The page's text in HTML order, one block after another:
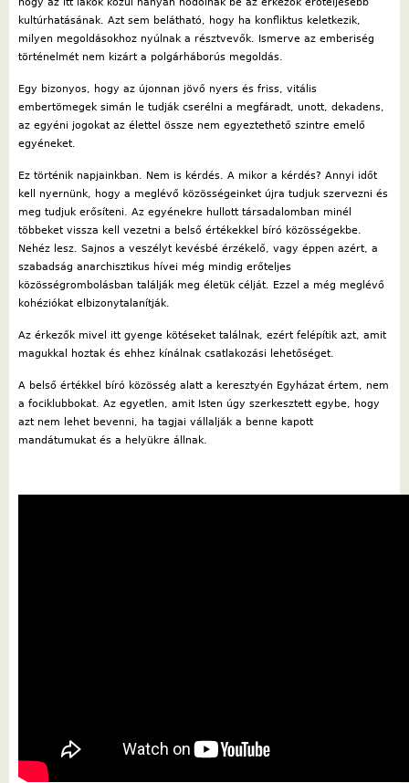
kultúrhatásának. Azt sem belátható, hogy ha konfliktus keletkezik,
milyen megoldásokhoz nyúlnak a résztvevők. Ismerve az emberiség
történelmét nem kizárt a polgárháborús megoldás.
Egy bizonyos, hogy az újonnan jövő nyers és friss, vitális
embertömegek simán le tudják cserélni a megfáradt, unott, dekadens,
az egyéni jogokat az élettel össze nem egyeztethető szintre emelő
egyéneket.
Ez történik napjainkban. Nem is kérdés. A mikor a kérdés? Annyi időt
kell nyernünk, hogy a meglévő közösségeinket újra tudjuk szervezni és
meg tudjuk erősíteni. Az egyénekre hullott társadalomban minél
többeket vissza kell vezetni a belső értékekkel bíró közösségekbe.
Nehéz lesz. Sajnos a veszélyt kevésbé érzékelő, vagy éppen azért, a
szabadság anarchisztikus hívei még mindig erőteljes
közösségrombolásban találják meg életük célját. Ezzel a még meglévő
kohéziókat elbizonytalanítják.
Az érkezők mivel itt gyenge kötéseket találnak, ezért felépítik azt, amit
magukkal hoztak és ehhez kínálnak csatlakozási lehetőséget.
A belső értékkel bíró közösség alatt a keresztyén Egyházat értem, nem
a fociklubbokat. Az egyetlen, amit Isten úgy szerkesztett egybe, hogy
azt nem lehet bevenni, ha tagjai vállalják a benne kapott
mandátumukat és a helyükre állnak.